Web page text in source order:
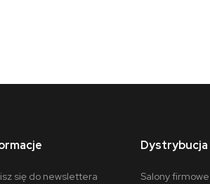
się do newslettera
Dystrybucja
Salony firmowe